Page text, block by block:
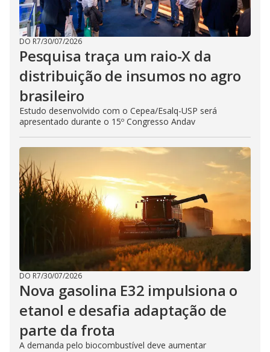
DO R7/30/07/2026
Pesquisa traça um raio-X da
distribuição de insumos no agro
brasileiro
Estudo desenvolvido com o Cepea/Esalq-USP será
apresentado durante o 15º Congresso Andav
DO R7/30/07/2026
Nova gasolina E32 impulsiona o
etanol e desafia adaptação de
parte da frota
A demanda pelo biocombustível deve aumentar